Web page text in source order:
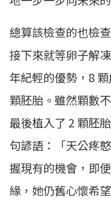
總算該檢查的也檢
接下來就等卵子解
年紀輕的優勢，8
顆胚胎。雖然顆數
最後植入了 2 顆胚
句諺語：「天公疼
握現有的機會，即
緣，她仍舊心懷希